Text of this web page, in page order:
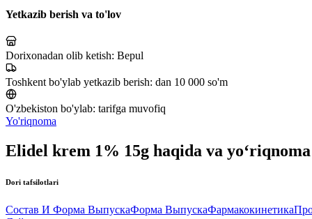
Yetkazib berish va to'lov
Dorixonadan olib ketish: Bepul
Toshkent bo'ylab yetkazib berish: dan 10 000 so'm
O'zbekiston bo'ylab: tarifga muvofiq
Yo'riqnoma
Elidel krem 1% 15g haqida va yo‘riqnoma
Dori tafsilotlari
Состав И Форма ВыпускаФорма ВыпускаФармакокинетика